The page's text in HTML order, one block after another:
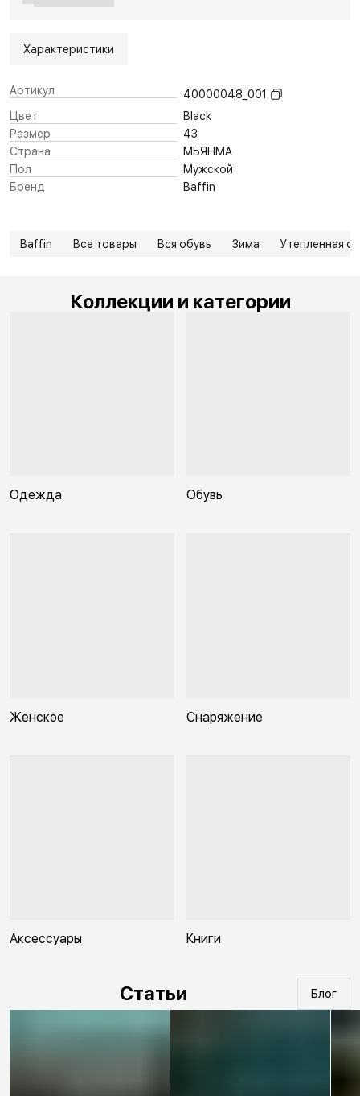
Характеристики
Артикул
40000048_001
Цвет
Black
Размер
43
Страна
МЬЯНМА
Пол
Мужской
Бренд
Baffin
Baffin Все товары Вся обувь Зима Утепленная
Коллекции и категории
Одежда Обувь
Женское Снаряжение
Аксессуары Книги
Статьи Блог